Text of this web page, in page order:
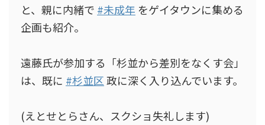
と、親に内緒で #未成年 をゲイタウンに集める
企画も紹介。
遠藤氏が参加する「杉並から差別をなくす会」
は、既に #杉並区政に深く入り込んでいます。
(えとせとらさん、スクショ失礼します)